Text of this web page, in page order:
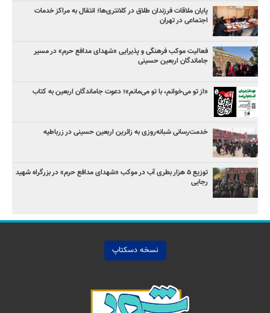
پایان ملاقات فرزندان طلاق در کلانتری‌ها؛ انتقال به مراکز خدمات
اجتماعی در تهران
فعالیت موکب فرهنگی و پذیرایی «شهدای مدافع حرم» در مسیر
جاماندگان اربعین حسینی
«از تو می‌خوانم، با تو می‌مانم»؛ دعوت جاماندگان اربعین به کتاب
خدمت‌رسانی شبانه‌روزی به زائرین اربعین حسینی در زرباطیه
توزیع ۵ هزار بطری آب در موکب «شهدای مدافع حرم» در بزرگراه شهید
رجایی
نسخه دسکتاپ